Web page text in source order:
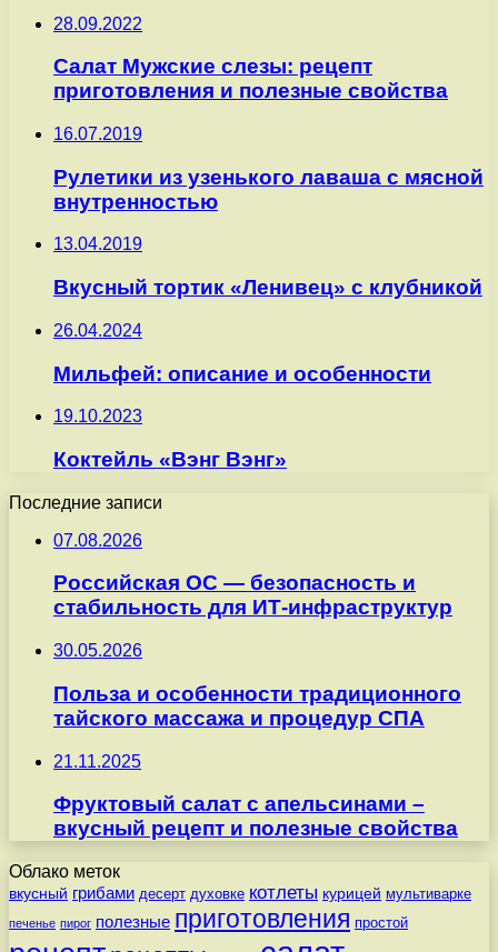
28.09.2022
Салат Мужские слезы: рецепт
приготовления и полезные свойства
16.07.2019
Рулетики из узенького лаваша с мясной
внутренностью
13.04.2019
Вкусный тортик «Ленивец» с клубникой
26.04.2024
Мильфей: описание и особенности
19.10.2023
Коктейль «Вэнг Вэнг»
Последние записи
07.08.2026
Российская ОС — безопасность и
стабильность для ИТ-инфраструктур
30.05.2026
Польза и особенности традиционного
тайского массажа и процедур СПА
21.11.2025
Фруктовый салат с апельсинами –
вкусный рецепт и полезные свойства
Облако меток
вкусный грибами десерт духовке котлеты курицей мультиварке
печенье пирог полезные приготовления простой